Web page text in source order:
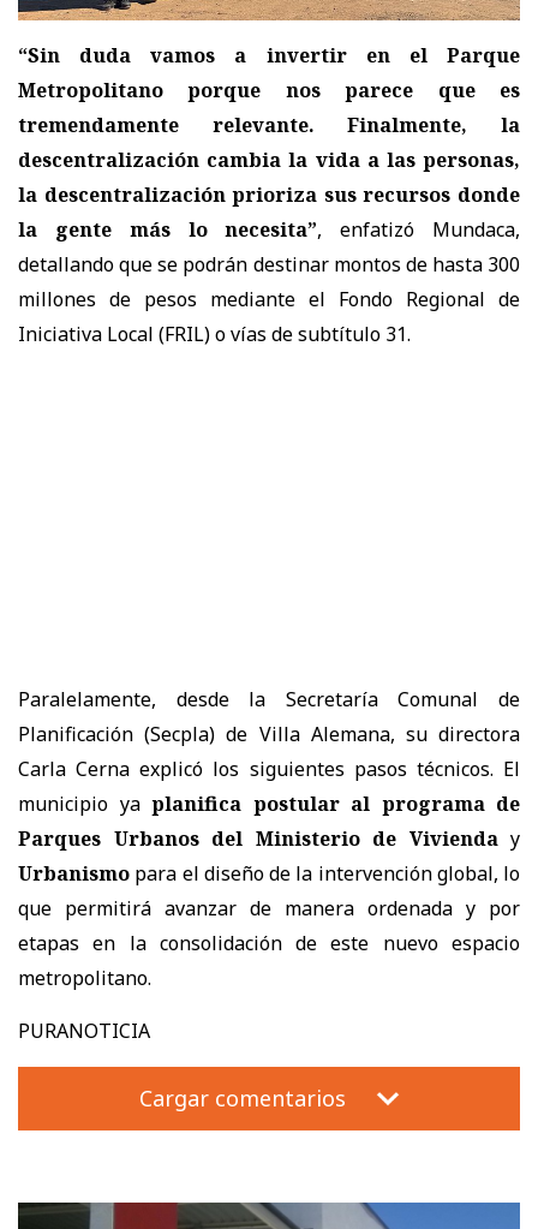
“Sin duda vamos a invertir en el Parque
Metropolitano porque nos parece que es
tremendamente relevante. Finalmente, la
descentralización cambia la vida a las personas,
la descentralización prioriza sus recursos donde
la gente más lo necesita”, enfatizó Mundaca,
detallando que se podrán destinar montos de hasta 300
millones de pesos mediante el Fondo Regional de
Iniciativa Local (FRIL) o vías de subtítulo 31.
Paralelamente, desde la Secretaría Comunal de
Planificación (Secpla) de Villa Alemana, su directora
Carla Cerna explicó los siguientes pasos técnicos. El
municipio ya planifica postular al programa de
Parques Urbanos del Ministerio de Vivienday
Urbanismo para el diseño de la intervención global, lo
que permitirá avanzar de manera ordenada y por
etapas en la consolidación de este nuevo espacio
metropolitano.
PURANOTICIA
Cargar comentarios